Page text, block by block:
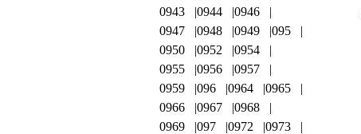
0943
0944
0946
0947
0948 0949
095
0950
0952
0954
0955
0956
0957
0959
096 0964
0965
0966
0967
0968
0969
097 0972
0973